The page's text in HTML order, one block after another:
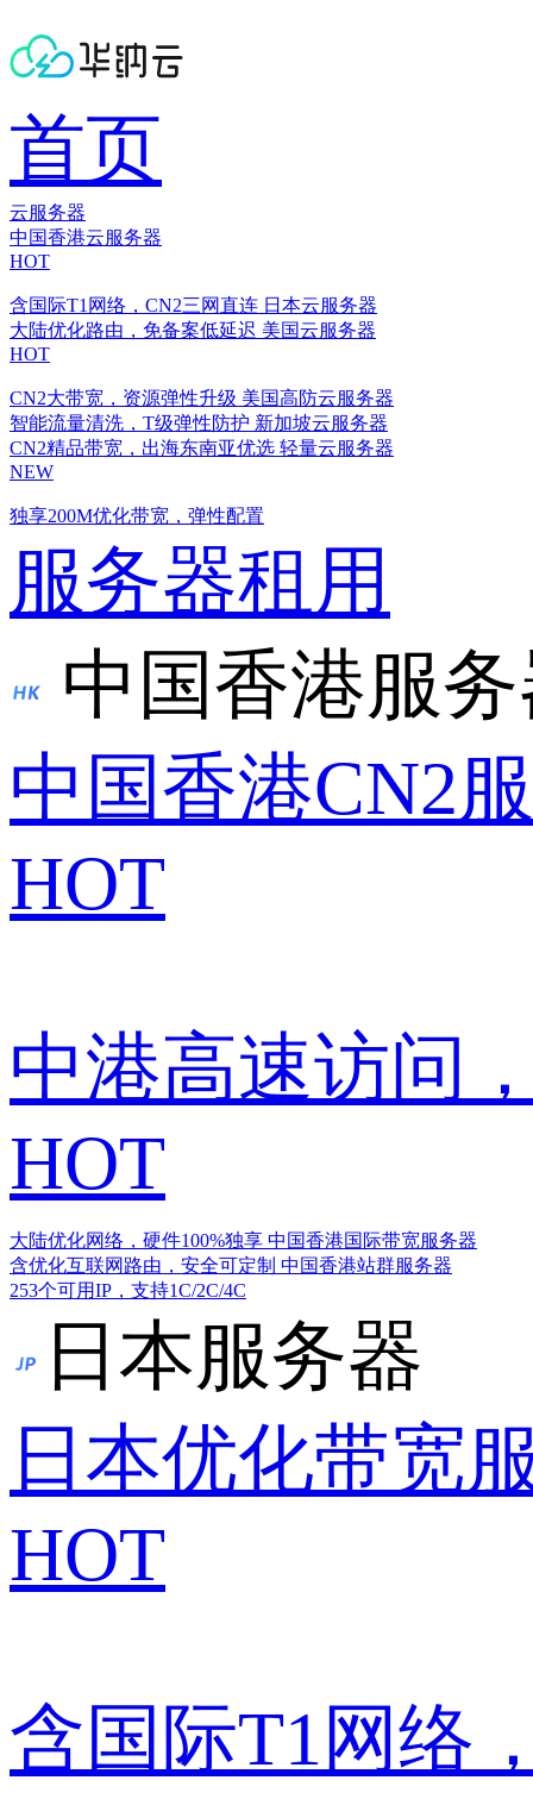
首页
云服务器
中国香港云服务器
HOT
含国际T1网络，CN2三网直连 日本云服务器
大陆优化路由，免备案低延迟 美国云服务器
HOT
CN2大带宽，资源弹性升级 美国高防云服务器
智能流量清洗，T级弹性防护 新加坡云服务器
CN2精品带宽，出海东南亚优选 轻量云服务器
NEW
独享200M优化带宽，弹性配置
服务器租用
中国香港服
中国香港CN2
HOT
中港高速访问
HOT
大陆优化网络，硬件100%独享 中国香港国际带宽服务器
含优化互联网路由，安全可定制 中国香港站群服务器
253个可用IP，支持1C/2C/4C
日本服务器
日本优化带宽
HOT
含国际T1网络